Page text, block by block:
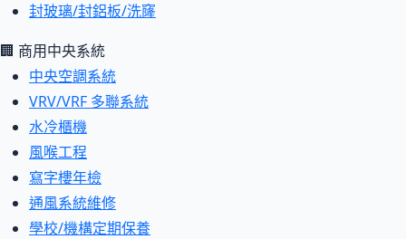
封玻璃/封鋁板/洗窿
🏢 商用中央系統
中央空調系統
VRV/VRF 多聯系統
水冷櫃機
風喉工程
寫字樓年檢
通風系統維修
學校/機構定期保養